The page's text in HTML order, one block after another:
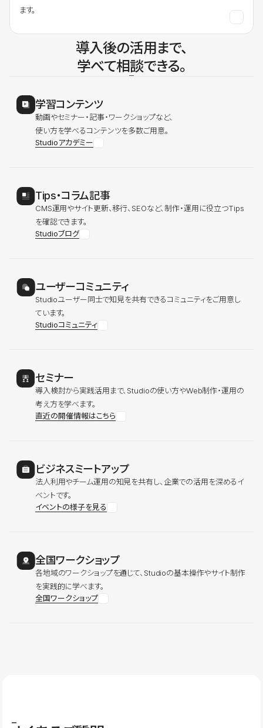
ます。
導入後の活用まで、
学べて相談できる。
学習コンテンツ
動画やセミナー・記事・ワークショップなど、
使い方を学べるコンテンツを多数ご用意。
Studioアカデミー
Tips・コラム記事
CMS運用やサイト更新、移行、SEOなど、制作・運用に役立つTips
を確認できます。
Studioブログ
ユーザーコミュニティ
Studioユーザー同士で知見を共有できるコミュニティをご用意し
ています。
Studioコミュニティ
セミナー
導入検討から実践活用まで、Studioの使い方やWeb制作・運用の
考え方を学べます。
直近の開催情報はこちら
ビジネスミートアップ
法人利用やチーム運用の知見を共有し、企業での活用を深めるイ
ベントです。
イベントの様子を見る
全国ワークショップ
各地域のワークショップを通じて、Studioの基本操作やサイト制作
を実践的に学べます。
全国ワークショップ